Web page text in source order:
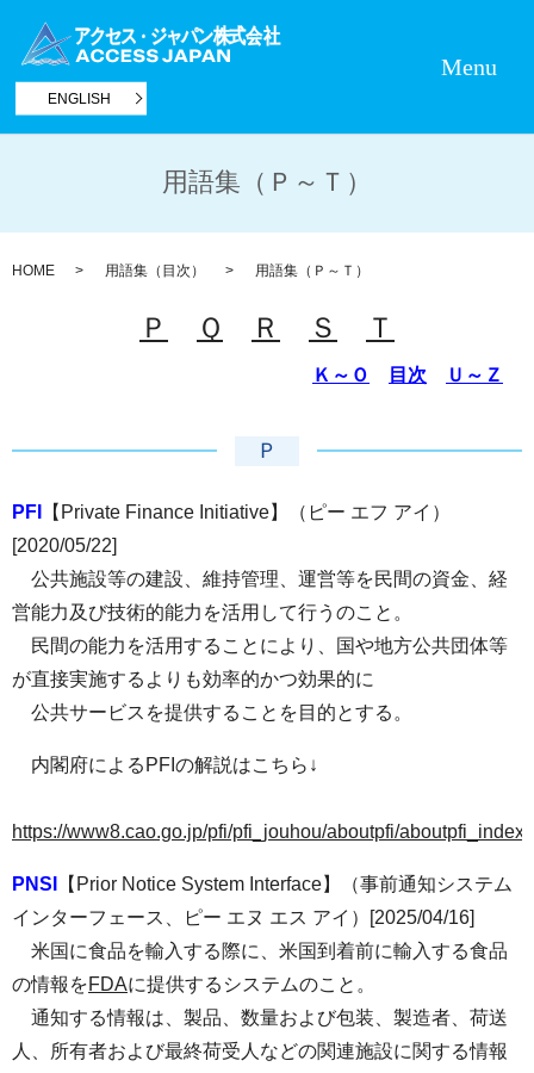
ENGLISH
Menu
用語集（Ｐ～Ｔ）
HOME 用語集（目次） 用語集（Ｐ～Ｔ）
Ｐ Ｑ Ｒ Ｓ Ｔ
Ｋ～Ｏ 目次 Ｕ～Ｚ
Ｐ
PFI
【Private Finance Initiative】（ピー エフ アイ）
[2020/05/22]
公共施設等の建設、維持管理、運営等を民間の資金、経
営能力及び技術的能力を活用して行うのこと。
民間の能力を活用することにより、国や地方公共団体等
が直接実施するよりも効率的かつ効果的に
公共サービスを提供することを目的とする。
内閣府によるPFIの解説はこちら↓
https://www8.cao.go.jp/pfi/pfi_jouhou/aboutpfi/
PNSI
【Prior Notice System Interface】（事前通知システム
インターフェース、ピー エヌ エス アイ）[2025/04/16]
米国に食品を輸入する際に、米国到着前に輸入する食品
の情報をFDAに提供するシステムのこと。
通知する情報は、製品、数量および包装、製造者、荷送
人、所有者および最終荷受人などの関連施設に関する情報